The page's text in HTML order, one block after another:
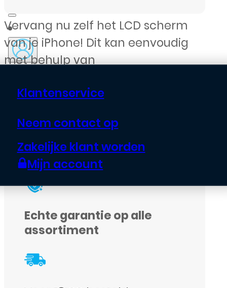
Klantenservice
Neem contact op
Zakelijke klant worden
Mijn account
Vervang nu zelf het LCD scherm
van je iPhone! Dit kan eenvoudig
met behulp van
Uitverkocht
Echte garantie op alle
assortiment